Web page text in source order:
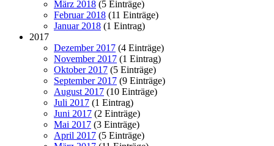
März 2018 (5 Einträge)
Februar 2018 (11 Einträge)
Januar 2018 (1 Eintrag)
2017
Dezember 2017 (4 Einträge)
November 2017 (1 Eintrag)
Oktober 2017 (5 Einträge)
September 2017 (9 Einträge)
August 2017 (10 Einträge)
Juli 2017 (1 Eintrag)
Juni 2017 (2 Einträge)
Mai 2017 (3 Einträge)
April 2017 (5 Einträge)